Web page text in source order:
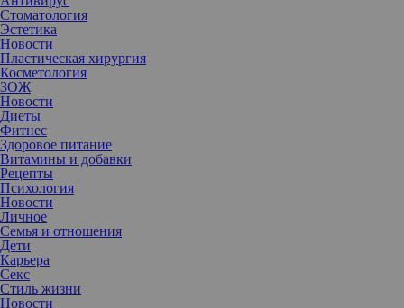
Стоматология
Эстетика
Новости
Пластическая хирургия
Косметология
ЗОЖ
Новости
Диеты
Фитнес
Здоровое питание
Витамины и добавки
Рецепты
Психология
Новости
Личное
Семья и отношения
Дети
Карьера
Секс
Стиль жизни
Новости